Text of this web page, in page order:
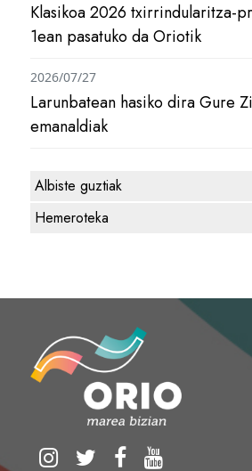
Klasikoa 2026 txirrindularitza-
1ean pasatuko da Oriotik
Larunbatean hasiko dira Gure
emanaldiak
2026/07/27
Albiste guztiak
Hemeroteka